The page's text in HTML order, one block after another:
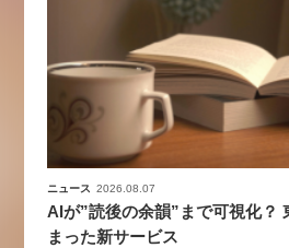
ニュース 2026.08.07
AIが”読後の余韻”まで可視化？
まった新サービス